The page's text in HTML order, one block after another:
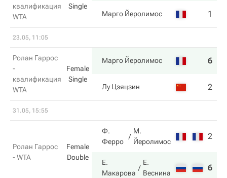
квалификация
WTA
Single
Марго Йеролимос 1
23.05, 11:05
Ролан Гаррос
-
квалификация
WTA
Female
Single
Марго Йеролимос 6
Лу Цзяцзин 2
31.05, 15:55
Ролан Гаррос
- WTA
Female
Double
Ф.
Ферро
М.
Йеролимос
2
Е.
Макарова
Е.
Веснина
6